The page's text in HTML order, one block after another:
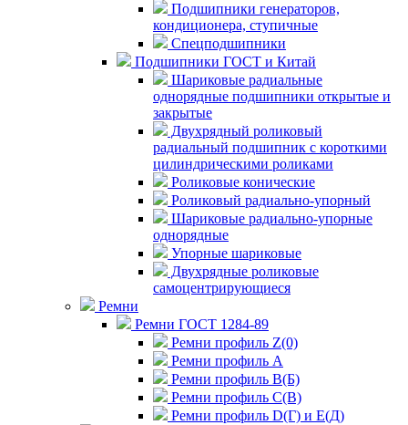
Подшипники генераторов,
кондиционера, ступичные
Спецподшипники
Подшипники ГОСТ и Китай
Шариковые радиальные
однорядные подшипники открытые и
закрытые
Двухрядный роликовый
радиальный подшипник с короткими
цилиндрическими роликами
Роликовые конические
Роликовый радиально-упорный
Шариковые радиально-упорные
однорядные
Упорные шариковые
Двухрядные роликовые
самоцентрирующиеся
Ремни
Ремни ГОСТ 1284-89
Ремни профиль Z(0)
Ремни профиль А
Ремни профиль В(Б)
Ремни профиль С(В)
Ремни профиль D(Г) и E(Д)